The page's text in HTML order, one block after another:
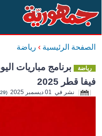
الصفحة الرئيسية › رياضة
رياضة برنامج مباريات
فيفا قطر 2025
نشر في 01 ديسمبر 2025 (21:29)